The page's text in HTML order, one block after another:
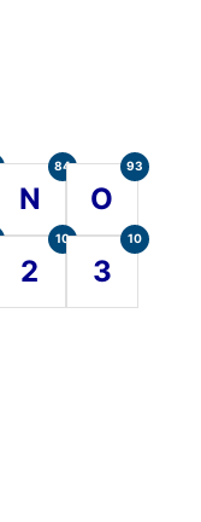
N
84
O
93
2
10
3
10